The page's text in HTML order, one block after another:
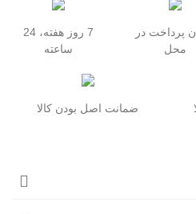
پرداخت در
محل
7 روز هفته، 24
ساعته
ضمانت اصل بودن کالا